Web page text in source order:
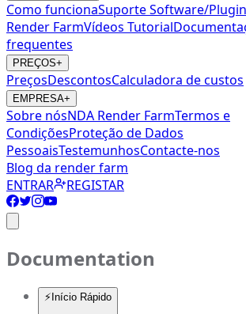
Como funcionaSuporte Software/
Render FarmVídeos Tutorial
frequentes
PREÇOS+
PreçosDescontosCalculadora de custos
EMPRESA+
Sobre nósNDA Render FarmTermos e
CondiçõesProteção de Dados
PessoaisTestemunhosContacte-nos
Blog da render farm
ENTRAR
REGISTAR
Documentation
⚡ Início Rápido